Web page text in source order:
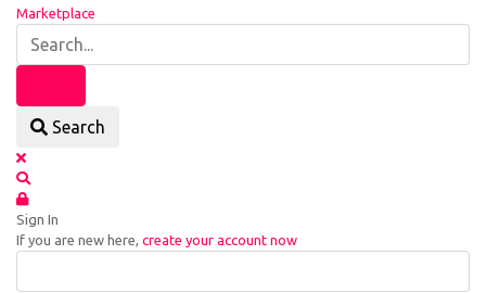
Marketplace
Search
Sign In
If you are new here, create your account now